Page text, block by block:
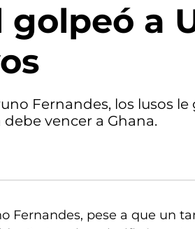
golpeó a
Fernandes, los lusos le
vencer a Ghana.
Fernandes, pese a que un